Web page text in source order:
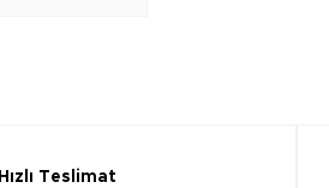
Hızlı Teslimat